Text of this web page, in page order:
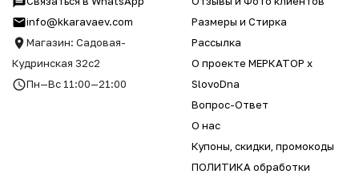
info@kkaravaev.com
Магазин: Садовая-
Кудринская 32с2
Пн—Вс 11:00—21:00
Размеры и Стирка
Рассылка
О проекте МЕРКАТОР x
SlovoDna
Вопрос-Ответ
О нас
Купоны, скидки, промокоды
ПОЛИТИКА обработки